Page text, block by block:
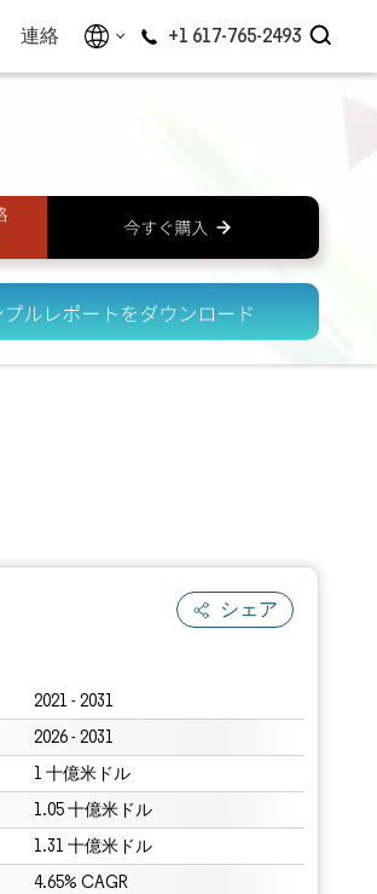
連絡 +1 617-765-2493
シェア
2021 - 2031
2026 - 2031
1 十億米ドル
1.05 十億米ドル
1.31 十億米ドル
4.65% CAGR